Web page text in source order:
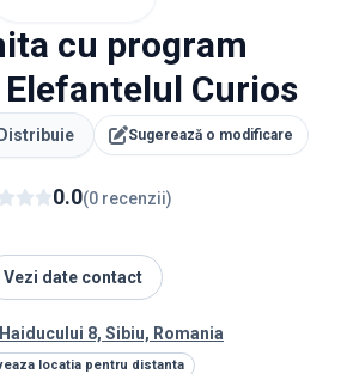
cu program
Curios
Distribuie Sugerează o modificare
0.0(0 recenzii)
Vezi date contact
8, Sibiu, Romania
locatia pentru distanta